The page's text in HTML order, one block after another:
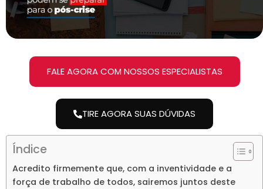
FALE AGORA COM NOSSOS ESPECIALISTAS
TIRE AGORA SUAS DÚVIDAS
Índice
Acredito firmemente que, com a inventividade e a
força de trabalho de todos, sairemos juntos deste